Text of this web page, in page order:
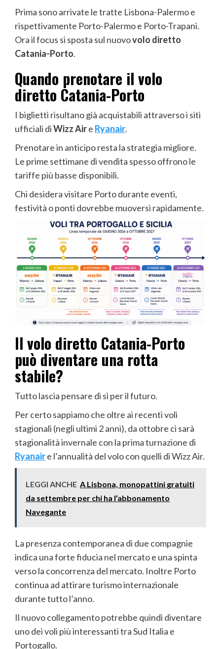
Prima sono arrivate le tratte Lisbona-Palermo e
rispettivamente Porto-Palermo e Porto-Trapani.
Ora il focus si sposta sul nuovovolo diretto
Catania-Porto.
Quando prenotare il volo
diretto Catania-Porto
I biglietti risultano già acquistabili attraverso i siti
ufficiali diWizz Aire Ryanair.
Prenotare in anticipo resta la strategia migliore.
Le prime settimane di vendita spesso offrono le
tariffe più basse disponibili.
Chi desidera visitare Porto durante eventi,
festività o ponti dovrebbe muoversi rapidamente.
Il volo diretto Catania-Porto
può diventare una rotta
stabile?
Tutto lascia pensare di sì per il futuro.
Per certo sappiamo che oltre ai recenti voli
stagionali (negli ultimi 2 anni), da ottobre ci sarà
stagionalità invernale con la prima turnazione di
Ryanaire l’annualità del volo con quelli di Wizz Air.
LEGGI ANCHE A Lisbona, monopattini gratuiti
da settembre per chi ha l’abbonamento
Navegante
La presenza contemporanea di due compagnie
indica una forte fiducia nel mercato e una spinta
verso la concorrenza del mercato. Inoltre Porto
continua ad attirare turismo internazionale
durante tutto l’anno.
Il nuovo collegamento potrebbe quindi diventare
uno dei voli più interessanti tra Sud Italia e
Portogallo.